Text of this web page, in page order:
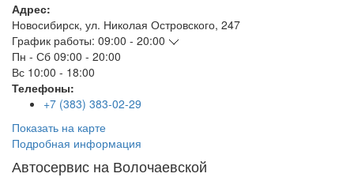
Адрес:
Новосибирск, ул. Николая Островского, 247
График работы: 09:00 - 20:00
Пн - Сб 09:00 - 20:00
Вс 10:00 - 18:00
Телефоны:
+7 (383) 383-02-29
Показать на карте
Подробная информация
Автосервис на Волочаевской